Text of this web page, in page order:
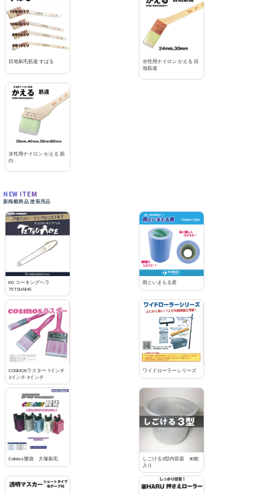
目地刷毛筋違 すばる
水性用ナイロン かえる 目
地筋違
水性用ナイロン かえる 筋
白
NEW ITEM
新掲載商品 塗装用品
KO コーキングヘラ
TETSUAME
雨といまもる君
COSMOSラスター 1インチ
2インチ 3インチ
ワイドローラーシリーズ
Coloras腰袋 大塚刷毛
しごける3型内容器 30枚
入り